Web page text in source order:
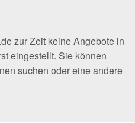
zur Zeit keine Angebote in
eingestellt. Sie können
suchen oder eine andere